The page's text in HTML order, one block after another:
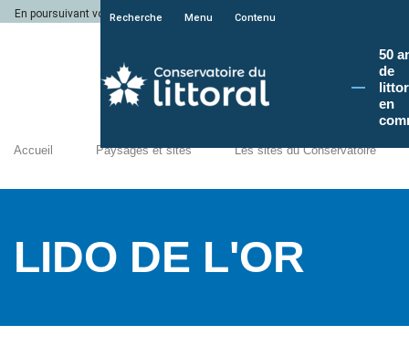
En poursuivant votre navigation sur le site du Conservatoire du littoral, vous
Recherche Menu Contenu
50
de
en
Accueil Paysages et sites Les sites du Conservatoire
LIDO DE L'OR